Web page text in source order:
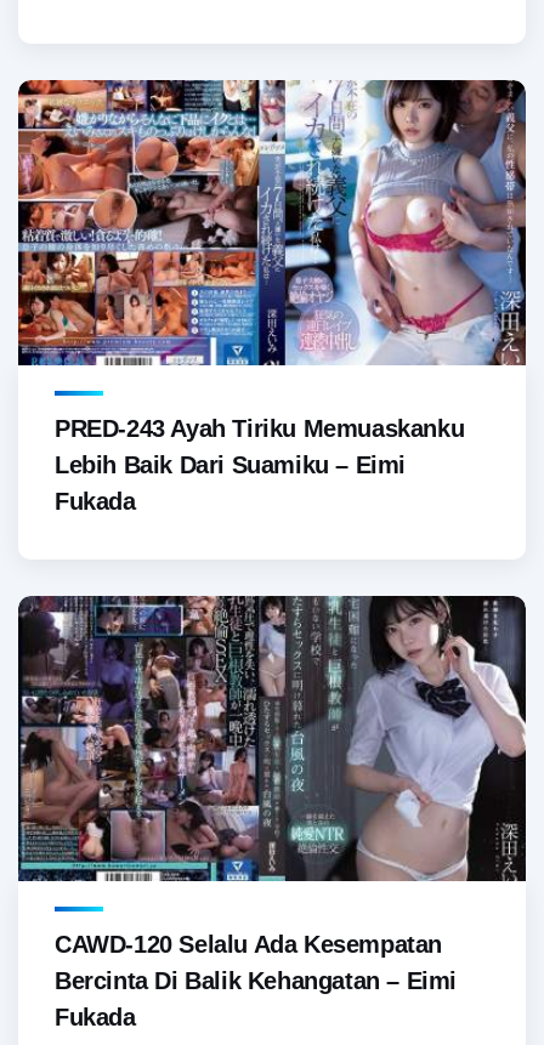
PRED-243 Ayah Tiriku Memuaskanku
Lebih Baik Dari Suamiku – Eimi
Fukada
CAWD-120 Selalu Ada Kesempatan
Bercinta Di Balik Kehangatan – Eimi
Fukada